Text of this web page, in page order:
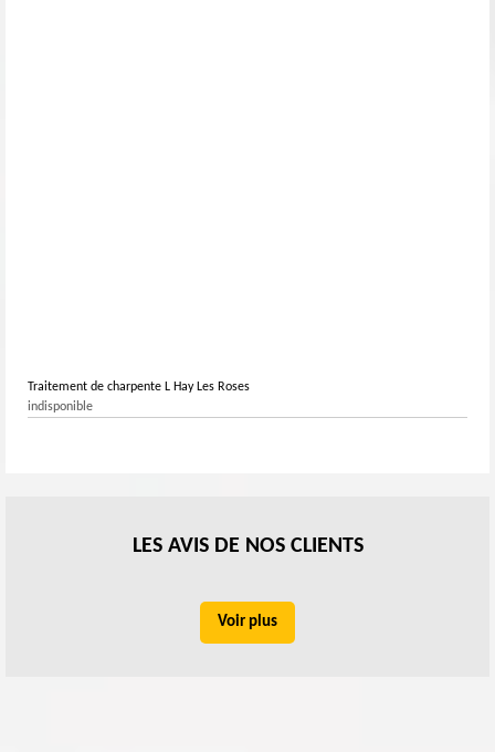
Traitement de charpente L Hay Les Roses
indisponible
LES AVIS DE NOS CLIENTS
Voir plus